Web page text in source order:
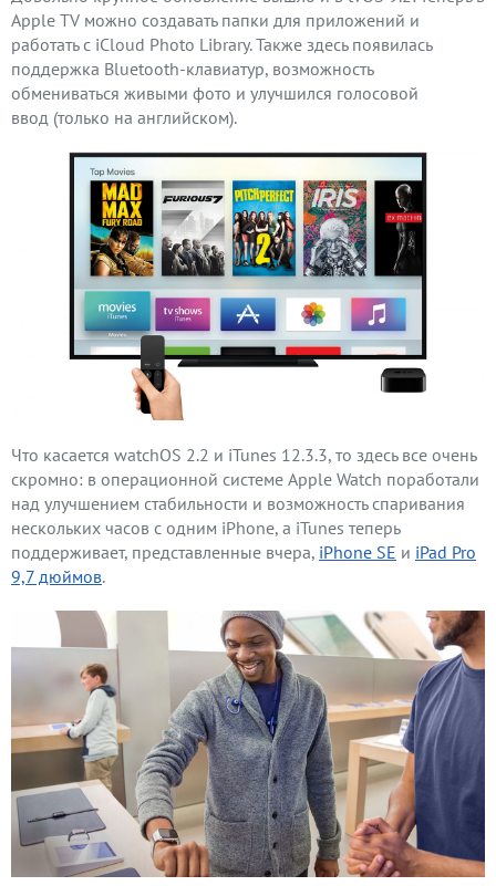
Apple TV можно создавать папки для приложений и
работать с iCloud Photo Library. Также здесь появилась
поддержка Bluetooth-клавиатур, возможность
обмениваться живыми фото и улучшился голосовой
ввод (только на английском).
Что касается watchOS 2.2 и iTunes 12.3.3, то здесь все очень
скромно: в операционной системе Apple Watch поработали
над улучшением стабильности и возможность спаривания
нескольких часов с одним iPhone, а iTunes теперь
поддерживает, представленные вчера, iPhone SE и iPad Pro
9,7 дюймов.